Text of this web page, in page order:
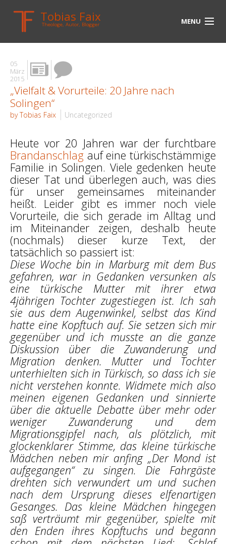
Tobias Faix
Theologe, Autor, Blogger MENU
HOME
BLOG
BIOGRAPHIE
BÜCHER
MEDIEN
KONTAKT
LINKS
05
März
2015
„Vielfalt & Vorurteile: 20 Jahre nach
Solingen“
by Tobias Faix Uncategorized
Heute vor 20 Jahren war der furchtbare
Brandanschlag auf eine türkischstämmige
Familie in Solingen. Viele gedenken heute
dieser Tat und überlegen auch, was dies
für unser gemeinsames miteinander
heißt. Leider gibt es immer noch viele
Vorurteile, die sich gerade im Alltag und
im Miteinander zeigen, deshalb heute
(nochmals) dieser kurze Text, der
tatsächlich so passiert ist:
Diese Woche bin in Marburg mit dem Bus
gefahren, war in Gedanken versunken als
eine türkische Mutter mit ihrer etwa
4jährigen Tochter zugestiegen ist. Ich sah
sie aus dem Augenwinkel, selbst das Kind
hatte eine Kopftuch auf. Sie setzen sich mir
gegenüber und ich musste an die ganze
Diskussion über die Zuwanderung und
Migration denken. Mutter und Tochter
unterhielten sich in Türkisch, so dass ich sie
nicht verstehen konnte. Widmete mich also
meinen eigenen Gedanken und sinnierte
über die aktuelle Debatte über mehr oder
weniger Zuwanderung und dem
Migrationsgipfel nach, als plötzlich, mit
glockenklarer Stimme, das kleine türkische
Mädchen neben mir anfing „Der Mond ist
aufgegangen“ zu singen. Die Fahrgäste
drehten sich verwundert um und suchen
nach dem Ursprung dieses elfenartigen
Gesanges. Das kleine Mädchen hingegen
saß verträumt mir gegenüber, spielte mit
den Enden ihres Kopftuchs und begann